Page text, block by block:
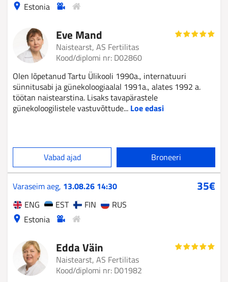
Estonia
Eve Mand
Naistearst, AS Fertilitas
Kood/diplomi nr: D02860
Olen lõpetanud Tartu Ülikooli 1990a., internatuuri
sünnitusabi ja günekoloogiaalal 1991a., alates 1992 a.
töötan naistearstina. Lisaks tavapärastele
günekoloogilistele vastuvõttude... Loe edasi
Vabad ajad Broneeri
Väin
Varaseim aeg, 13.08.26 14:30 35€
ENG EST FIN
RUS
Estonia
Edda Väin
Naistearst, AS Fertilitas
Kood/diplomi nr: D01982